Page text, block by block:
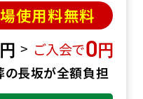
使用料無料
円 > ご入会で0円
長坂が全額負担